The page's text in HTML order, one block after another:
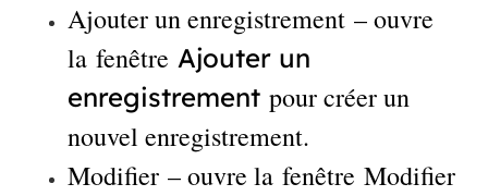
Ajouter un enregistrement – ouvre
la fenêtreAjouter un
enregistrement pour créer un
nouvel enregistrement.
Modifier – ouvre la fenêtre Modifier